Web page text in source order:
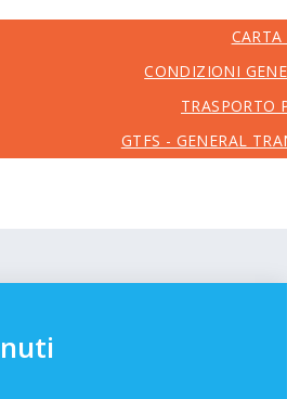
CARTA
CONDIZIONI
TRASPORTO
GTFS - GENERAL